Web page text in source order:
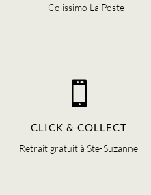
Colissimo La Poste

CLICK & COLLECT
Retrait gratuit à Ste-Suzanne